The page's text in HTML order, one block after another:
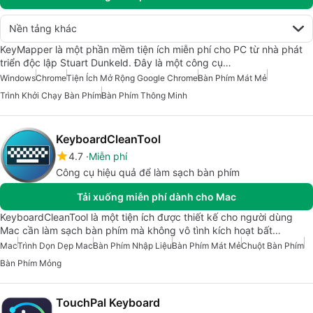
Nền tảng khác
KeyMapper là một phần mềm tiện ích miễn phí cho PC từ nhà phát
triển độc lập Stuart Dunkeld. Đây là một công cụ…
WindowsChromeTiện Ích Mở Rộng Google ChromeBàn Phím Mát Mẻ
Trình Khởi Chạy Bàn PhímBàn Phím Thông Minh
KeyboardCleanTool
4.7 Miễn phí
Công cụ hiệu quả để làm sạch bàn phím
Tải xuống miễn phí dành cho Mac
KeyboardCleanTool là một tiện ích được thiết kế cho người dùng
Mac cần làm sạch bàn phím mà không vô tình kích hoạt bất…
MacTrình Dọn Dẹp MacBàn Phím Nhập LiệuBàn Phím Mát MẻChuột Bàn Phím
Bàn Phím Mỏng
TouchPal Keyboard